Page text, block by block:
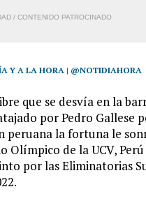
/ CONTENIDO PATROCINADO
Y A LA HORA | @NOTIDIAHORA
que se desvía en la
por Pedro Gallese
peruana la fortuna le
Olímpico de la UCV,
por las Eliminatorias